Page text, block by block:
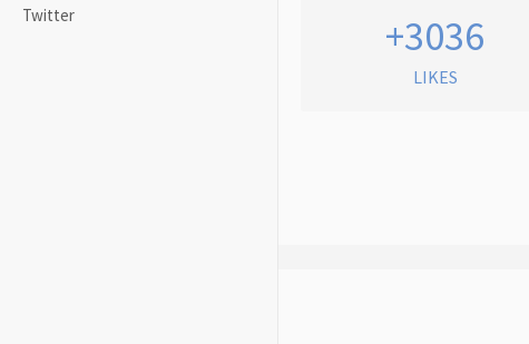
Twitter +3036
LIKES